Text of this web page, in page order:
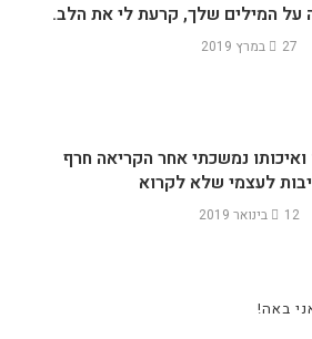
על המילים שלך, קרעת לי את הלב.
27 במרץ 2019
נמשכתי אחר הקריאה חרף
לעצמי שלא לקרוא
12 בינואר 2019
באה!